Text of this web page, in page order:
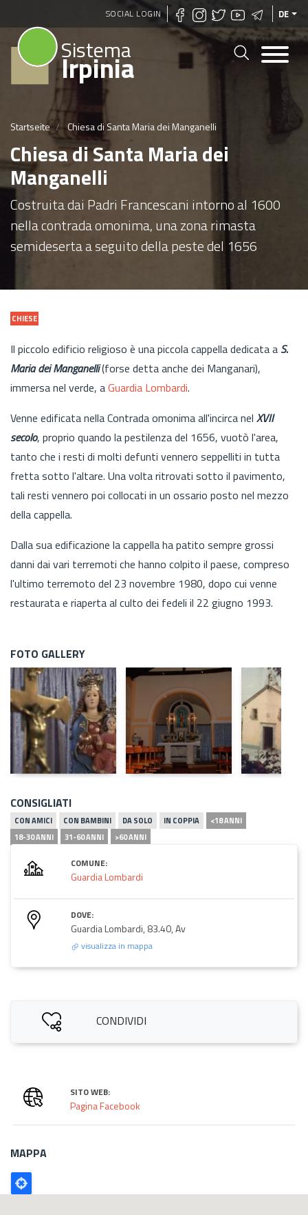
Direkt
zum
Inhalt
SOCIAL LOGIN DE
Sistema
Irpinia
Startseite Chiesa di Santa Maria dei Manganelli
Chiesa di Santa Maria dei
Manganelli
Costruita dai Padri Francescani intorno al 1600
nella contrada omonima, una zona rimasta
semideserta a seguito della peste del 1656
CHIESE
Il piccolo edificio religioso è una piccola cappella dedicata a S.
Maria dei Manganelli(forse detta anche dei Manganari),
immersa nel verde, aGuardia Lombardi.
Venne edificata nella Contrada omonima all'incirca nel XVII
secolo, proprio quando la pestilenza del 1656, vuotò l'area,
tanto che i resti di molti defunti vennero seppelliti in tutta
fretta sotto l'altare. Una volta ritrovati sotto il pavimento,
tali resti vennero poi collocati in un ossario posto nel mezzo
della cappella.
Dalla sua edificazione la cappella ha patito sempre grossi
danni dai vari terremoti che hanno colpito il paese, compreso
l'ultimo terremoto del 23 novembre 1980, dopo cui venne
restaurata e riaperta al culto dei fedeli il 22 giugno 1993.
FOTO GALLERY
CONSIGLIATI
CON AMICI CON BAMBINI DA SOLO IN COPPIA
<18 ANNI
18-30 ANNI
31-60 ANNI >60 ANNI
COMUNE:
Guardia Lombardi
DOVE:
Guardia Lombardi, 83.40, Av
visualizza in mappa
CONDIVIDI
SITO WEB:
Pagina Facebook
MAPPA
Poligono
GEO